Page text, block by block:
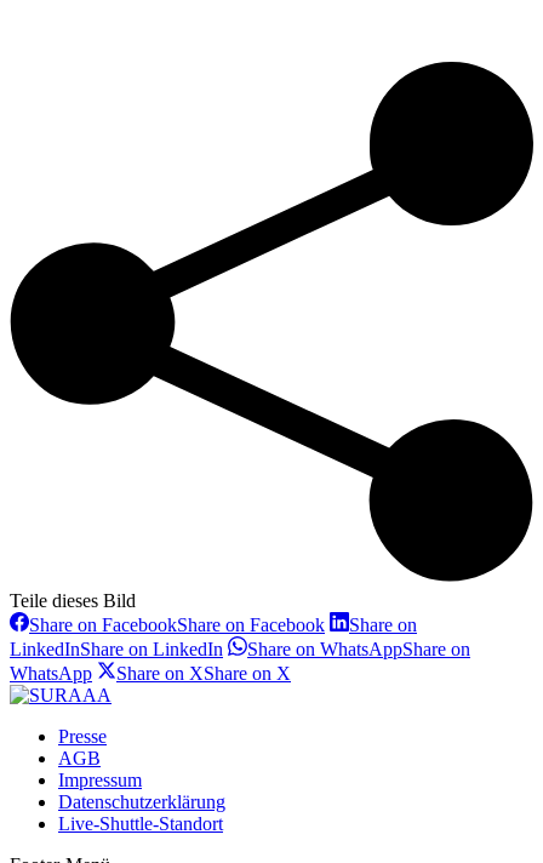
Teile dieses Bild
Share on FacebookShare on Facebook
Share on
LinkedInShare on LinkedIn Share on WhatsAppShare on
WhatsApp
Share on XShare on X
Presse
AGB
Impressum
Datenschutzerklärung
Live-Shuttle-Standort